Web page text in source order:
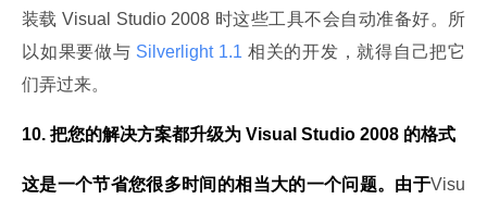
装载 Visual Studio 2008 时这些工具不会自动准备好。所
以如果要做与 Silverlight 1.1 相关的开发，就得自己把它
们弄过来。
10. 把您的解决方案都升级为 Visual Studio 2008 的格式
这是一个节省您很多时间的相当大的一个问题。由于Visu